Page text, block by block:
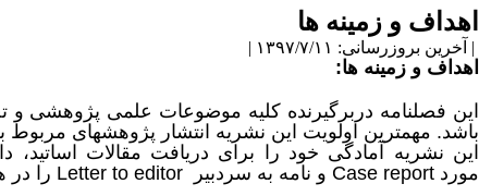
اهداف و زمینه ها
| آخرین بروزرسانی: ۱۳۹۷/۷/۱۱ |
اهداف و زمینه ها:
این فصلنامه دربرگیرنده کلیه موضوعات علمی پژوهشی
باشد. مهمترین اولویت این نشریه انتشار پژوهشهای
این نشریه آمادگی خود را برای دریافت مقالات
مورد Case report و نامه به سردبیر Letter to editor را در